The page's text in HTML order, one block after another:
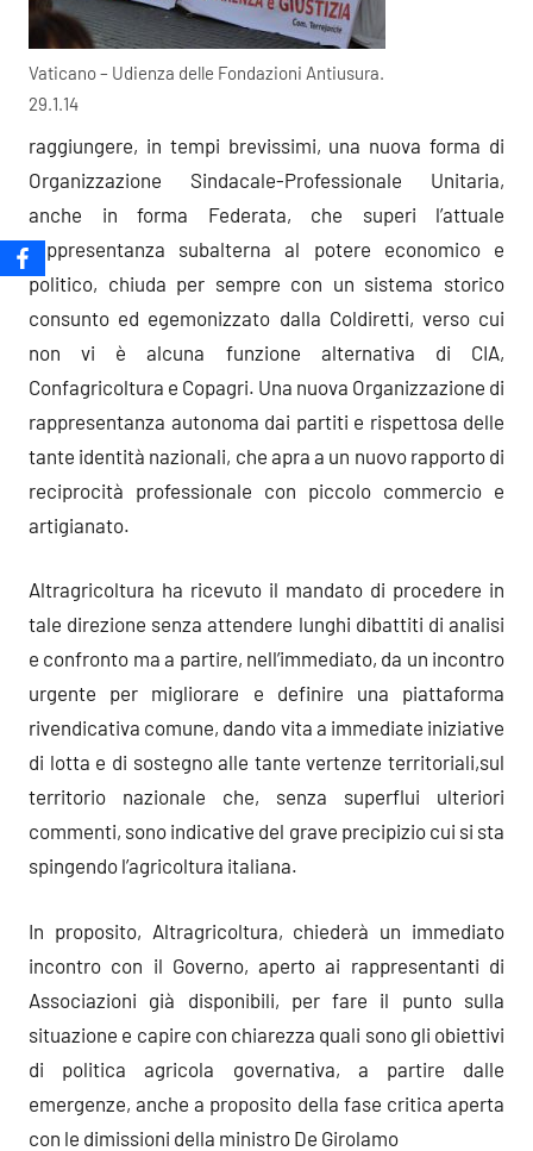
Vaticano – Udienza delle Fondazioni Antiusura.
29.1.14
raggiungere, in tempi brevissimi, una nuova forma di
Organizzazione Sindacale-Professionale Unitaria,
anche in forma Federata, che superi l’attuale
rappresentanza subalterna al potere economico e
politico, chiuda per sempre con un sistema storico
consunto ed egemonizzato dalla Coldiretti, verso cui
non vi è alcuna funzione alternativa di CIA,
Confagricoltura e Copagri. Una nuova Organizzazione di
rappresentanza autonoma dai partiti e rispettosa delle
tante identità nazionali, che apra a un nuovo rapporto di
reciprocità professionale con piccolo commercio e
artigianato.
Altragricoltura ha ricevuto il mandato di procedere in
tale direzione senza attendere lunghi dibattiti di analisi
e confronto ma a partire, nell’immediato, da un incontro
urgente per migliorare e definire una piattaforma
rivendicativa comune, dando vita a immediate iniziative
di lotta e di sostegno alle tante vertenze territoriali,sul
territorio nazionale che, senza superflui ulteriori
commenti, sono indicative del grave precipizio cui si sta
spingendo l’agricoltura italiana.
In proposito, Altragricoltura, chiederà un immediato
incontro con il Governo, aperto ai rappresentanti di
Associazioni già disponibili, per fare il punto sulla
situazione e capire con chiarezza quali sono gli obiettivi
di politica agricola governativa, a partire dalle
emergenze, anche a proposito della fase critica aperta
con le dimissioni della ministro De Girolamo